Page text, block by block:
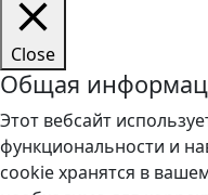
Close
Общая
Этот вебсайт
функциональности и
cookie хранятся в